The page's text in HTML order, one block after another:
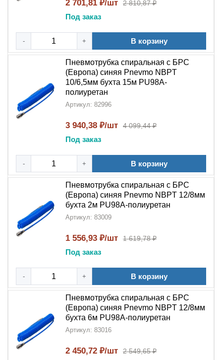
2 701,81 ₽/шт 2 810,87 ₽
Под заказ
- + В корзину
Пневмотрубка спиральная с БРС
(Европа) синяя Pnevmo NBPT
10/6,5мм бухта 15м PU98A-
полиуретан
Артикул: 82996
3 940,38 ₽/шт 4 099,44 ₽
Под заказ
- + В корзину
Пневмотрубка спиральная с БРС
(Европа) синяя Pnevmo NBPT 12/8мм
бухта 2м PU98A-полиуретан
Артикул: 83009
1 556,93 ₽/шт 1 619,78 ₽
Под заказ
- + В корзину
Пневмотрубка спиральная с БРС
(Европа) синяя Pnevmo NBPT 12/8мм
бухта 6м PU98A-полиуретан
Артикул: 83016
2 450,72 ₽/шт 2 549,65 ₽